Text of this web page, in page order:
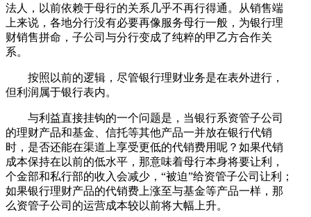
法人，以前依赖于母行的关系几乎不再行得通。从销售端
上来说，各地分行没有必要再像服务母行一般，为银行理
财销售拼命，子公司与分行变成了纯粹的甲乙方合作关
系。
按照以前的逻辑，尽管银行理财业务是在表外进行，
但利润属于银行表内。
与利益直接挂钩的一个问题是，当银行系资管子公司
的理财产品和基金、信托等其他产品一并放在银行代销
时，是否还能在渠道上享受更低的代销费用呢？如果代销
成本保持在以前的低水平，那意味着母行本身将要让利，
个金部和私行部的收入会减少，“被迫”给资管子公司让利；
如果银行理财产品的代销费上涨至与基金等产品一样，那
么资管子公司的运营成本较以前将大幅上升。